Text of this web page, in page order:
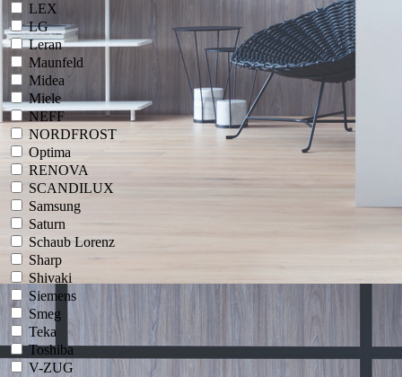
LEX
LG
Leran
Maunfeld
Midea
Miele
NEFF
NORDFROST
Optima
RENOVA
SCANDILUX
Samsung
Saturn
Schaub Lorenz
Sharp
Shivaki
Siemens
Smeg
Teka
Toshiba
V-ZUG